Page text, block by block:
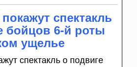
спектакль
бойцов 6-й роты
ущелье
спектакль о подвиге